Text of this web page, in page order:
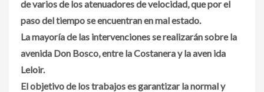
de varios de los atenuadores de velocidad, que por el
paso del tiempo se encuentran en mal estado.
La mayoría de las intervenciones se realizarán sobre la
avenida Don Bosco, entre la Costanera y la aven ida
Leloir.
El objetivo de los trabajos es garantizar la normal y